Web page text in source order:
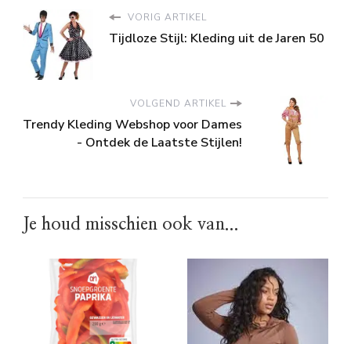
VORIG ARTIKEL
Tijdloze Stijl: Kleding uit de Jaren 50
VOLGEND ARTIKEL
Trendy Kleding Webshop voor Dames
- Ontdek de Laatste Stijlen!
Je houd misschien ook van...